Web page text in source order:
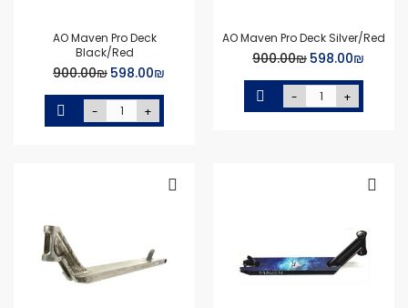
AO Maven Pro Deck Silver/Red
Special
₪‏598.00
₪‏900.00
- +
AO Maven Pro Deck
Black/Red
Special
₪‏598.00
₪‏900.00
- +